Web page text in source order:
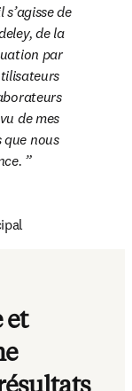
de
de la
par
de mes
nous
et